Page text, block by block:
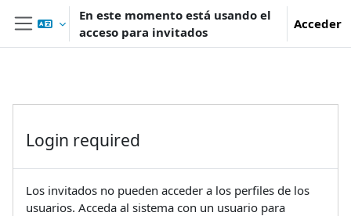
Salta al contenido principal
Panel lateral
En este momento está usando el
acceso para invitados
Acceder
Login required
Los invitados no pueden acceder a los perfiles de los
usuarios. Acceda al sistema con un usuario para